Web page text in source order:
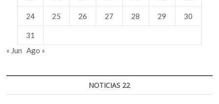
24 25 26 27 28 29 30
31
« Jun Ago »
NOTICIAS 22